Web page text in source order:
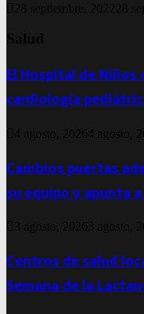
28 septiembre, 2022 28
Salud
El Hospital de
cardiología
4 agosto, 20264 agosto,
Cambios puertas
su equipo y apunta
3 agosto, 2026 3 agosto,
Centros de salud
Semana de la